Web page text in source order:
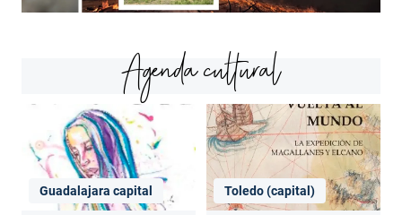
Agenda cultural
Guadalajara capital Toledo (capital)